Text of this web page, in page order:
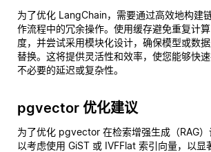
为了优化 LangChain，需要通过高效地构建
作流程中的冗余操作。使用缓存避免重复计
度，并尝试采用模块化设计，确保模型或数
替换。这将提供灵活性和效率，使您能够快
不必要的延迟或复杂性。
pgvector 优化建议
为了优化 pgvector 在检索增强生成（RAG
以考虑使用 GiST 或 IVFFlat 索引向量，以显